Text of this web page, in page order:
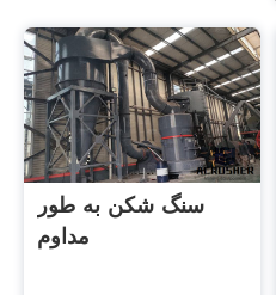
سنگ شکن به طور
مداوم